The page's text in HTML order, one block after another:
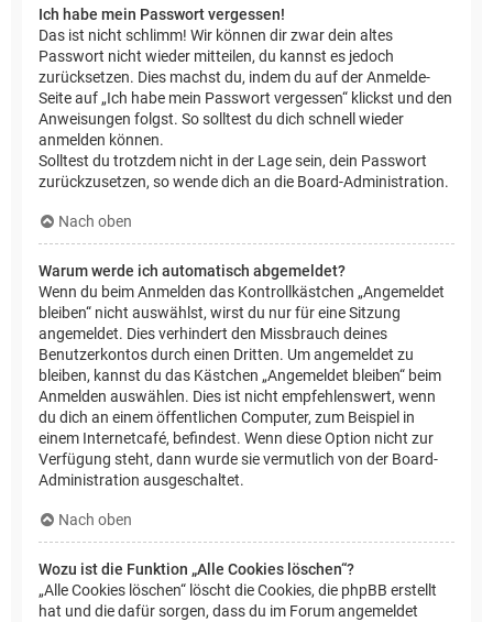
Ich habe mein Passwort vergessen!
Das ist nicht schlimm! Wir können dir zwar dein altes
Passwort nicht wieder mitteilen, du kannst es jedoch
zurücksetzen. Dies machst du, indem du auf der Anmelde-
Seite auf „Ich habe mein Passwort vergessen“ klickst und den
Anweisungen folgst. So solltest du dich schnell wieder
anmelden können.
Solltest du trotzdem nicht in der Lage sein, dein Passwort
zurückzusetzen, so wende dich an die Board-Administration.
Nach oben
Warum werde ich automatisch abgemeldet?
Wenn du beim Anmelden das Kontrollkästchen „Angemeldet
bleiben“ nicht auswählst, wirst du nur für eine Sitzung
angemeldet. Dies verhindert den Missbrauch deines
Benutzerkontos durch einen Dritten. Um angemeldet zu
bleiben, kannst du das Kästchen „Angemeldet bleiben“ beim
Anmelden auswählen. Dies ist nicht empfehlenswert, wenn
du dich an einem öffentlichen Computer, zum Beispiel in
einem Internetcafé, befindest. Wenn diese Option nicht zur
Verfügung steht, dann wurde sie vermutlich von der Board-
Administration ausgeschaltet.
Nach oben
Wozu ist die Funktion „Alle Cookies löschen“?
„Alle Cookies löschen“ löscht die Cookies, die phpBB erstellt
hat und die dafür sorgen, dass du im Forum angemeldet